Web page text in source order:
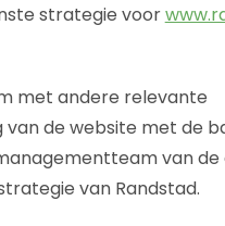
strategie voor
met andere relevante
de website met de
van de
van Randstad.